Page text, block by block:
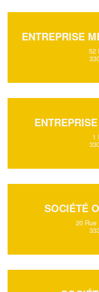
ENTREPRISE
52
1
SOCIÉTÉ
20 Rue